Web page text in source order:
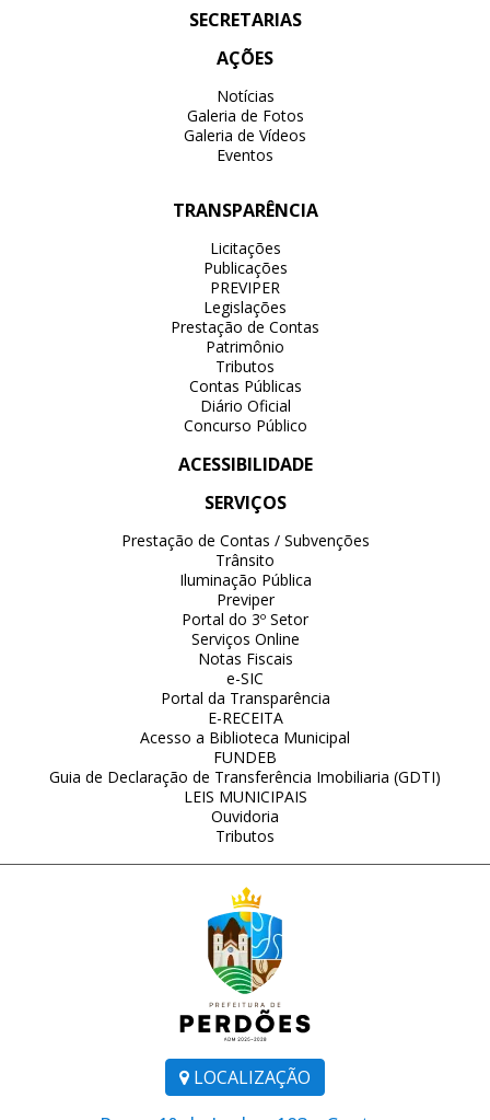
LOCALIZAÇÃO
SECRETARIAS
AÇÕES
Notícias
Galeria de Fotos
Galeria de Vídeos
Eventos
TRANSPARÊNCIA
Licitações
Publicações
PREVIPER
Legislações
Prestação de Contas
Patrimônio
Tributos
Contas Públicas
Diário Oficial
Concurso Público
ACESSIBILIDADE
SERVIÇOS
Prestação de Contas / Subvenções
Trânsito
Iluminação Pública
Previper
Portal do 3º Setor
Serviços Online
Notas Fiscais
e-SIC
Portal da Transparência
E-RECEITA
Acesso a Biblioteca Municipal
FUNDEB
Guia de Declaração de Transferência Imobiliaria (GDTI)
LEIS MUNICIPAIS
Ouvidoria
Tributos